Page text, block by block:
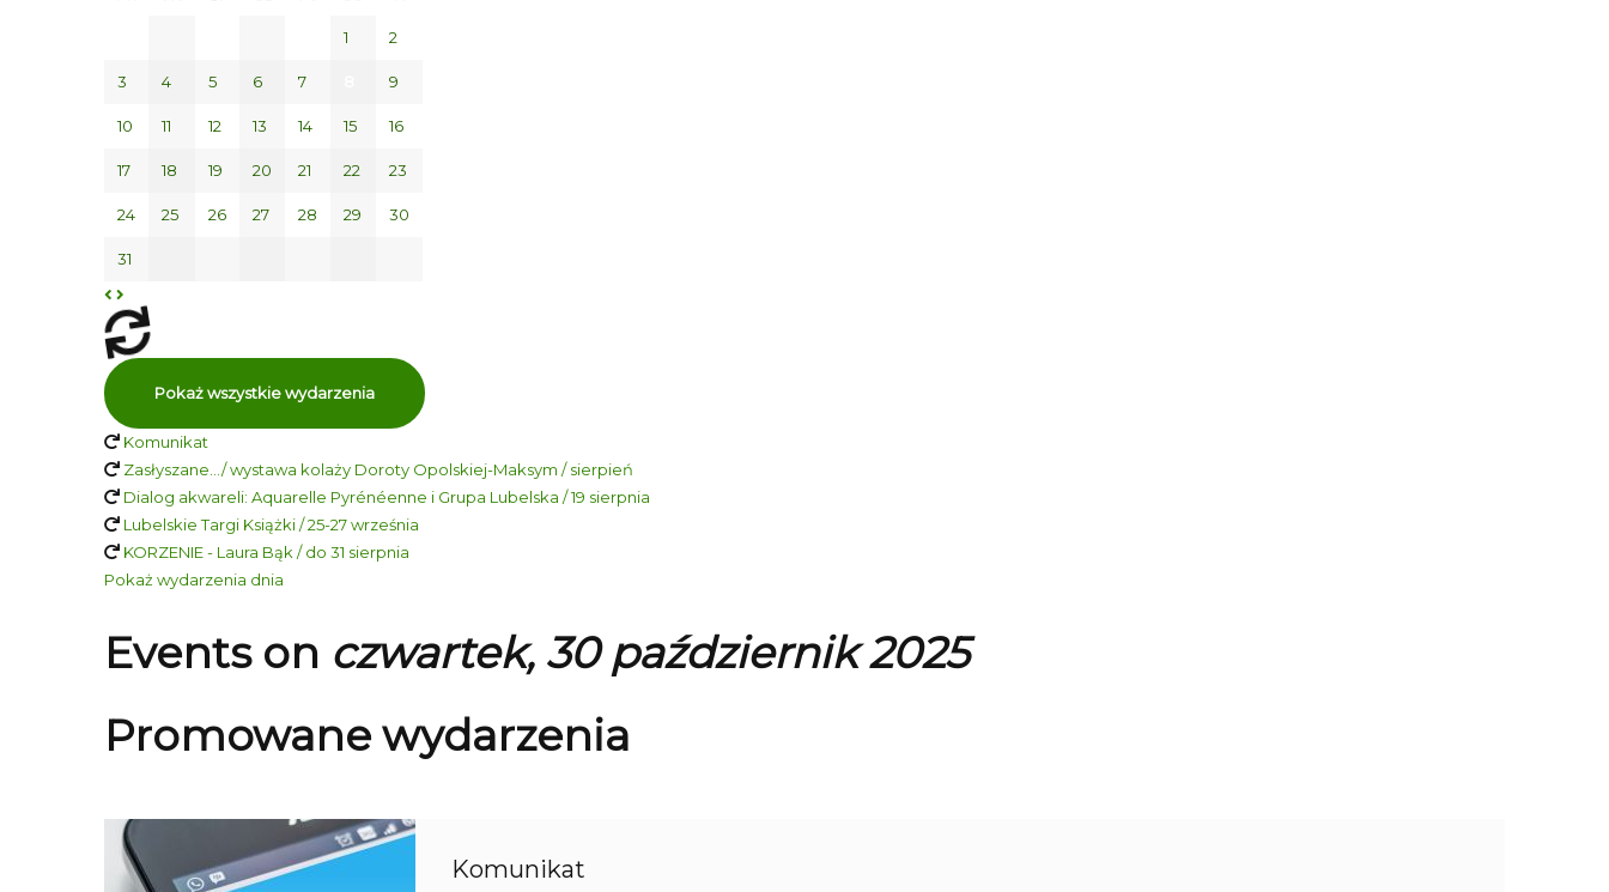
1 2
3 4 5 6 7 9
10 11 12 13 14 15 16
17 18 19 20 21 22 23
24 25 26 27 28 29 30
31
Pokaż wszystkie wydarzenia
Komunikat
Zasłyszane…/ wystawa kolaży Doroty Opolskiej-Maksym / sierpień
Dialog akwareli: Aquarelle Pyrénéenne i Grupa Lubelska / 19 sierpnia
Lubelskie Targi Książki / 25-27 września
KORZENIE - Laura Bąk / do 31 sierpnia
Pokaż wydarzenia dnia
Events on czwartek, 30 październik 2025
Promowane wydarzenia
Komunikat